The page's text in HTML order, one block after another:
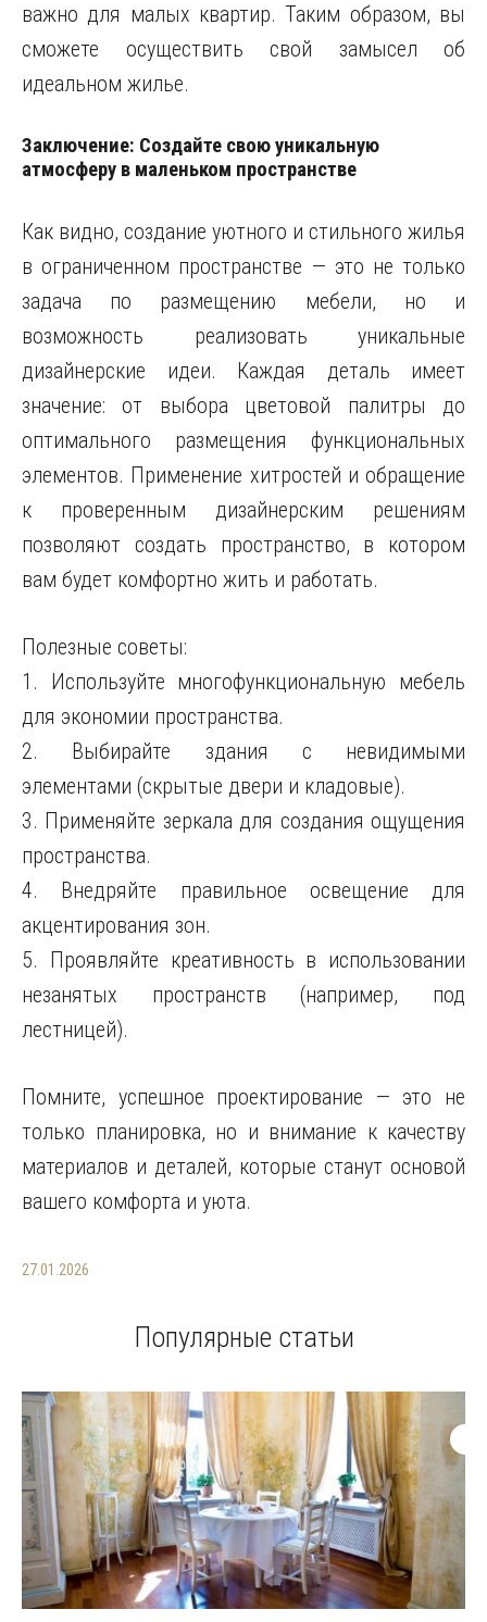
важно для малых квартир. Таким образом, вы
сможете осуществить свой замысел об
идеальном жилье.
Заключение: Создайте свою уникальную
атмосферу в маленьком пространстве
Как видно, создание уютного и стильного жилья
в ограниченном пространстве — это не только
задача по размещению мебели, но и
возможность реализовать уникальные
дизайнерские идеи. Каждая деталь имеет
значение: от выбора цветовой палитры до
оптимального размещения функциональных
элементов. Применение хитростей и обращение
к проверенным дизайнерским решениям
позволяют создать пространство, в котором
вам будет комфортно жить и работать.
Полезные советы:
1. Используйте многофункциональную мебель
для экономии пространства.
2. Выбирайте здания с невидимыми
элементами (скрытые двери и кладовые).
3. Применяйте зеркала для создания ощущения
пространства.
4. Внедряйте правильное освещение для
акцентирования зон.
5. Проявляйте креативность в использовании
незанятых пространств (например, под
лестницей).
Помните, успешное проектирование — это не
только планировка, но и внимание к качеству
материалов и деталей, которые станут основой
вашего комфорта и уюта.
27.01.2026
Популярные статьи